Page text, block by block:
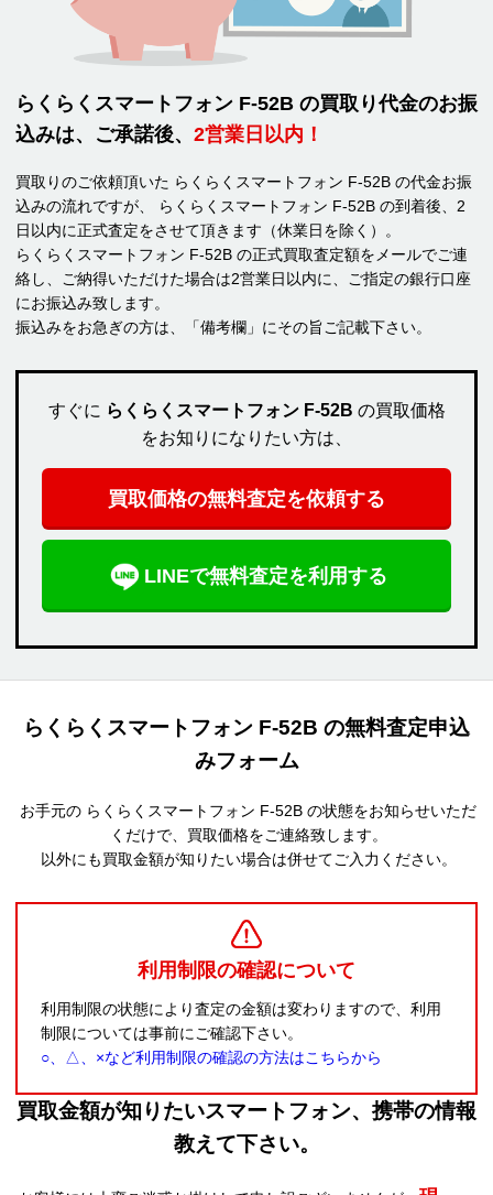
らくらくスマートフォン F-52B の買取り代金のお振
込みは、ご承諾後、 2営業日以内！
買取りのご依頼頂いた らくらくスマートフォン F-52B の代金お振
込みの流れですが、 らくらくスマートフォン F-52B の到着後、2
日以内に正式査定をさせて頂きます（休業日を除く）。
らくらくスマートフォン F-52B の正式買取査定額をメールでご連
絡し、ご納得いただけた場合は2営業日以内に、ご指定の銀行口座
にお振込み致します。
振込みをお急ぎの方は、「備考欄」にその旨ご記載下さい。
すぐに らくらくスマートフォン F-52B の買取価格
をお知りになりたい方は、
買取価格の無料査定を依頼する
LINEで無料査定を利用する
らくらくスマートフォン F-52B の無料査定申込
みフォーム
お手元の らくらくスマートフォン F-52B の状態をお知らせいただ
くだけで、買取価格をご連絡致します。
以外にも買取金額が知りたい場合は併せてご入力ください。
利用制限の確認について
利用制限の状態により査定の金額は変わりますので、利用
制限については事前にご確認下さい。
○、△、×など利用制限の確認の方法はこちらから
買取金額が知りたいスマートフォン、携帯の情報
教えて下さい。